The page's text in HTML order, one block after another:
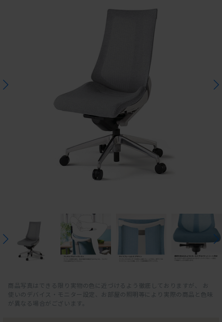
商品写真はできる限り実物の色に近づけるよう徹底しておりますが、 お
使いのデバイス・モニター設定、お部屋の照明等により実際の商品と色味
が異なる場合がございます。